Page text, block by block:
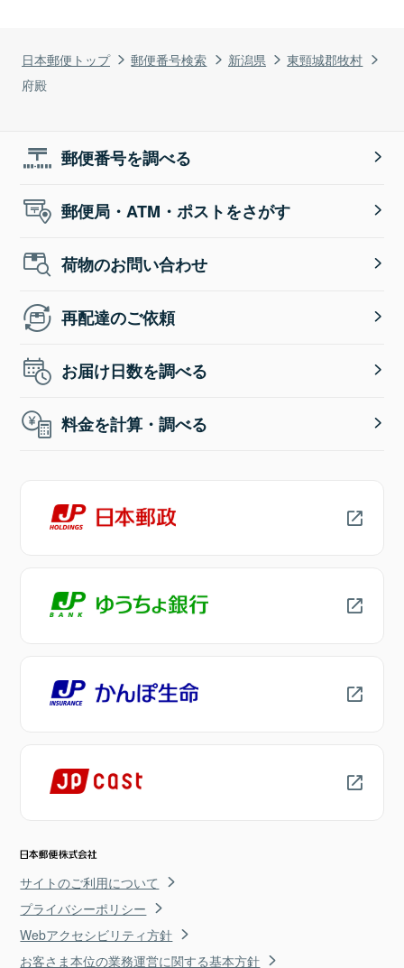
日本郵便トップ 郵便番号検索 新潟県
東頸城郡牧村
府殿
郵便番号を調べる
郵便局・ATM・ポストをさがす
荷物のお問い合わせ
再配達のご依頼
お届け日数を調べる
料金を計算・調べる
サイトのご利用について
プライバシーポリシー
Webアクセシビリティ方針
お客さま本位の業務運営に関する基本方針